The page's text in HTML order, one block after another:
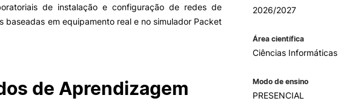
INOPOL Academia de
Empreendedorismo
Gabinete de Apoio ao Estudante
de instalação e configuração de redes de
baseadas em equipamento real e no simulador Packet
de Aprendizagem
2026/2027
Área científica
Ciências Informáticas
Modo de ensino
PRESENCIAL